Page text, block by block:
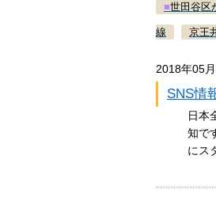
■世田谷区
線 京王
2018年05
SNS情
日本
知で
にス